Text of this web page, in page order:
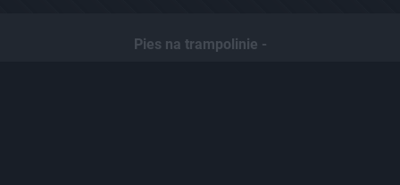
Pies na trampolinie -